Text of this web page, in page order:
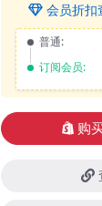
会员折扣
普通:
订阅会员:
购